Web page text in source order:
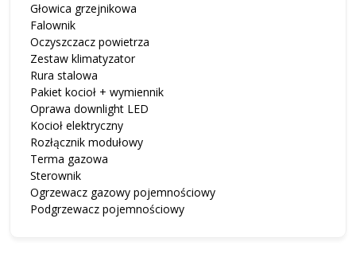
Głowica grzejnikowa
Falownik
Oczyszczacz powietrza
Zestaw klimatyzator
Rura stalowa
Pakiet kocioł + wymiennik
Oprawa downlight LED
Kocioł elektryczny
Rozłącznik modułowy
Terma gazowa
Sterownik
Ogrzewacz gazowy pojemnościowy
Podgrzewacz pojemnościowy